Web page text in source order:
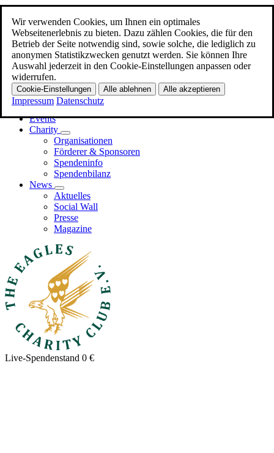
Wir verwenden Cookies, um Ihnen ein optimales
Webseitenerlebnis zu bieten. Dazu zählen Cookies, die für den
Betrieb der Seite notwendig sind, sowie solche, die lediglich zu
anonymen Statistikzwecken genutzt werden. Sie können Ihre
Auswahl jederzeit in den Cookie-Einstellungen anpassen oder
widerrufen.
Cookie-Einstellungen Alle ablehnen Alle akzeptieren
Impressum Datenschutz
Zum Hauptinhalt
Menü
Home
Promi-EAGLES
Business-EAGLES
Events
Charity
Organisationen
Förderer & Sponsoren
Spendeninfo
Spendenbilanz
News
Aktuelles
Social Wall
Presse
Magazine
Live-Spendenstand 0 €